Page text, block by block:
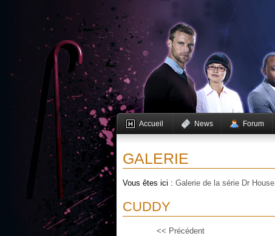
Accueil News Forum
GALERIE
Vous êtes ici : Galerie de la série Dr House
CUDDY
<< Précédent